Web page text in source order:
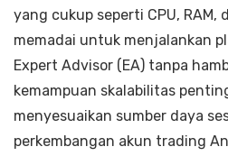
yang cukup seperti CPU, RAM,
memadai untuk menjalankan
Expert Advisor (EA) tanpa
kemampuan skalabilitas
menyesuaikan sumber daya
perkembangan akun trading